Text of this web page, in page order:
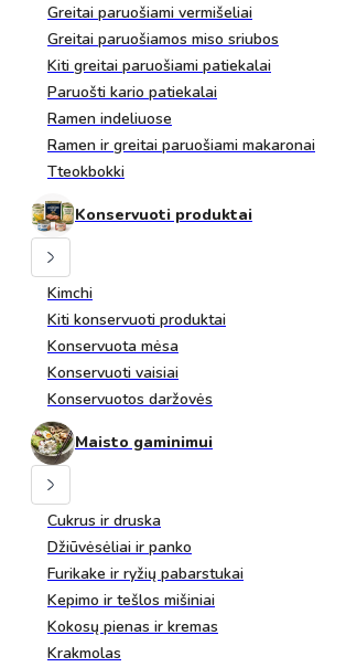
Greitai paruošiami vermišeliai
Greitai paruošiamos miso sriubos
Kiti greitai paruošiami patiekalai
Paruošti kario patiekalai
Ramen indeliuose
Ramen ir greitai paruošiami makaronai
Tteokbokki
Konservuoti produktai
Kimchi
Kiti konservuoti produktai
Konservuota mėsa
Konservuoti vaisiai
Konservuotos daržovės
Maisto gaminimui
Cukrus ir druska
Džiūvėsėliai ir panko
Furikake ir ryžių pabarstukai
Kepimo ir tešlos mišiniai
Kokosų pienas ir kremas
Krakmolas